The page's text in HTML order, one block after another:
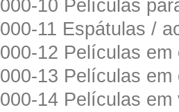
000-10 Películas
000-11 Espátulas /
000-12 Películas em
000-13 Películas
000-14 Películas em